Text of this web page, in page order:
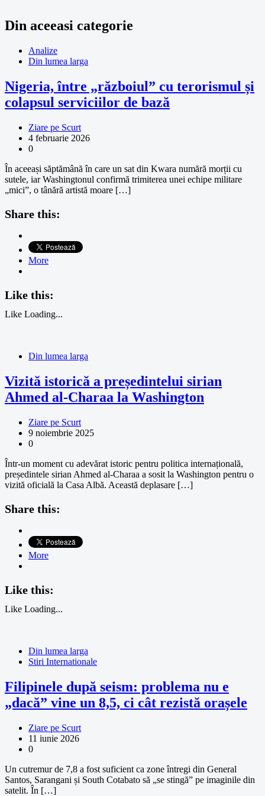
Din aceeasi categorie
Analize
Din lumea larga
Nigeria, între „războiul” cu terorismul și
colapsul serviciilor de bază
Ziare pe Scurt
4 februarie 2026
0
În aceeași săptămână în care un sat din Kwara numără morții cu
sutele, iar Washingtonul confirmă trimiterea unei echipe militare
„mici”, o tânără artistă moare […]
Share this:
More
Like this:
Like Loading...
Din lumea larga
Vizită istorică a președintelui sirian
Ahmed al-Charaa la Washington
Ziare pe Scurt
9 noiembrie 2025
0
Într-un moment cu adevărat istoric pentru politica internațională,
președintele sirian Ahmed al-Charaa a sosit la Washington pentru o
vizită oficială la Casa Albă. Această deplasare […]
Share this:
More
Like this:
Like Loading...
Din lumea larga
Stiri Internationale
Filipinele după seism: problema nu e
„dacă” vine un 8,5, ci cât rezistă orașele
Ziare pe Scurt
11 iunie 2026
0
Un cutremur de 7,8 a fost suficient ca zone întregi din General
Santos, Sarangani și South Cotabato să „se stingă” pe imaginile din
satelit. În […]